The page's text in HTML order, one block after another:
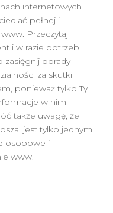
internetowych
pełnej i
Przeczytaj
i w razie potrzeb
zasięgnij porady
za skutki
ponieważ tylko Ty
w nim
także uwagę, że
jest tylko jednym
osobowe i
www.